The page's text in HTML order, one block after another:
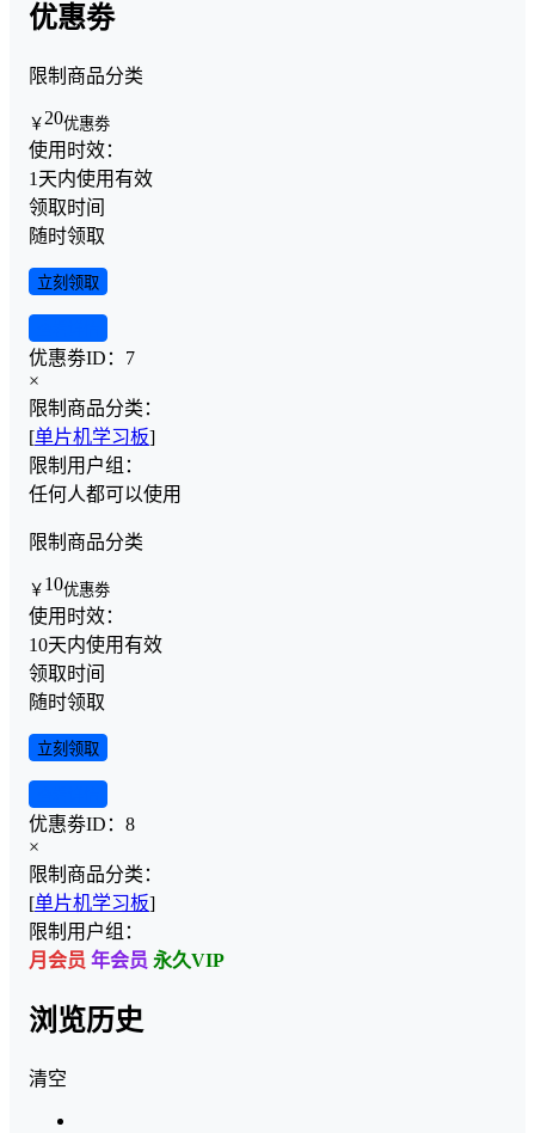
优惠劵
限制商品分类
￥ 20优惠劵
使用时效：
1天内使用有效
领取时间
随时领取
立刻领取
优惠劵ID： 7
×
限制商品分类：
[单片机学习板]
限制用户组：
任何人都可以使用
限制商品分类
￥ 10优惠劵
使用时效：
10天内使用有效
领取时间
随时领取
立刻领取
优惠劵ID： 8
×
限制商品分类：
[单片机学习板]
限制用户组：
月会员 年会员 永久VIP
浏览历史
清空